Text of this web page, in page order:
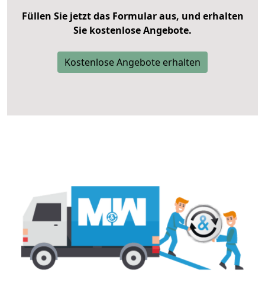
Füllen Sie jetzt das Formular aus, und erhalten
Sie kostenlose Angebote.
Kostenlose Angebote erhalten